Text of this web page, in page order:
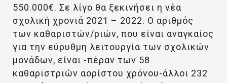
550.000€. Σε λίγο θα ξεκινήσει η νέα
σχολική χρονιά 2021 – 2022. Ο αριθμός
των καθαριστών/ριών, που είναι αναγκαίος
για την εύρυθμη λειτουργία των σχολικών
μονάδων, είναι -πέραν των 58
καθαριστριών αορίστου χρόνου-άλλοι 232